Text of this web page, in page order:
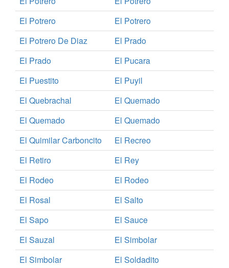
El Potrero
El Potrero
El Potrero De Diaz
El Prado
El Prado
El Pucara
El Puestito
El Puyil
El Quebrachal
El Quemado
El Quemado
El Quemado
El Quimilar Carboncito
El Recreo
El Retiro
El Rey
El Rodeo
El Rodeo
El Rosal
El Salto
El Sapo
El Sauce
El Sauzal
El Simbolar
El Simbolar
El Soldadito